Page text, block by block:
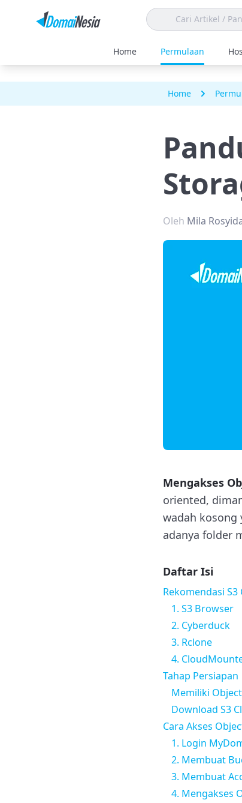
Home Permulaan
Home
Oleh Mila
Mengakses
oriented,
wadah kosong
adanya folder
Daftar Isi
Rekomendasi S3
1. S3 Browser
2. Cyberduck
3. Rclone
4.
Tahap Persiapan
Memiliki
Download S3
Cara Akses
1. Login
2. Membuat
3. Membuat
4. Mengakses